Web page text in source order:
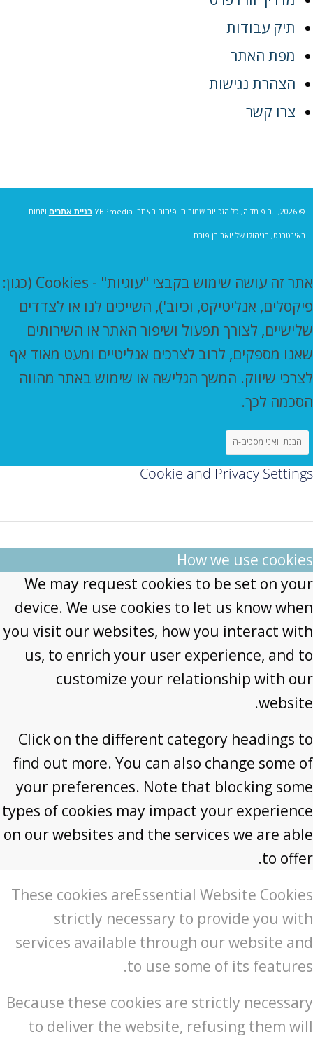
תיק עבודות
מפת האתר
הצהרת נגישות
צרו קשר
© 2026, י.ב.פ מדיה, כל הזכויות שמורות. פיתוח האתר: YBPmedia בניית אתרים ויזמות
באינטרנט, בניהולו של יואב בן פורת.
אתר זה עושה שימוש בקבצי "עוגיות" - Cookies (כגון:
פיקסלים, אנליטיקס, וכיוב'), השייכים לנו או לצדדים
שלישיים, לצורך תפעול ושיפור האתר או השירותים
שאנו מספקים, לרוב לצרכים אנליטיים ומעט מאוד אף
לצרכי שיווק. המשך הגלישה או שימוש באתר מהווה
הסכמה לכך.
הבנתי ואני מסכים-ה
Cookie and Privacy Settings
How we use cookies
We may request cookies to be set on your
device. We use cookies to let us know when
you visit our websites, how you interact with
us, to enrich your user experience, and to
customize your relationship with our
website.
Click on the different category headings to
find out more. You can also change some of
your preferences. Note that blocking some
types of cookies may impact your experience
on our websites and the services we are able
to offer.
Essential Website Cookies
These cookies are
strictly necessary to provide you with
services available through our website and
to use some of its features.
Because these cookies are strictly necessary
to deliver the website, refusing them will